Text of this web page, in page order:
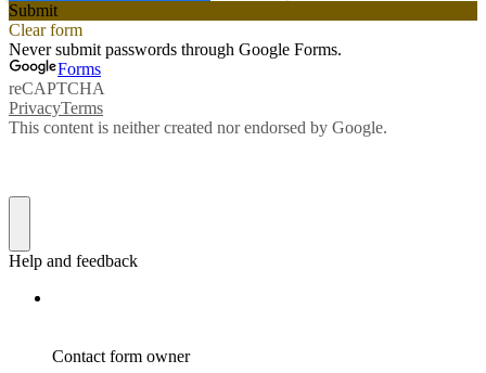
Submit
Clear form
Never submit passwords through Google Forms.
Forms
reCAPTCHA
PrivacyTerms
This content is neither created nor endorsed by Google.
Help and feedback
Contact form owner